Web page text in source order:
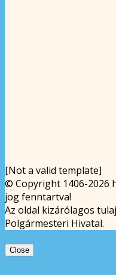
[Not a valid template]
© Copyright 1406-2026
jog fenntartva!
Az oldal kizárólagos
Polgármesteri Hivatal.
Close